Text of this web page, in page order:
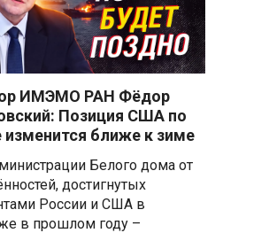
ИМЭМО РАН Фёдор
Позиция США по
изменится ближе к зиме
Белого дома от
достигнутых
России и США в
в прошлом году –